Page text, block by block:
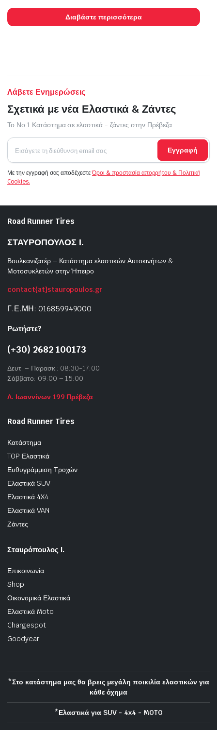
Διαβάστε περισσότερα
Λάβετε Ενημερώσεις
Σχετικά με νέα Ελαστικά & Ζάντες
Το Νο.1 Κατάστημα σε ελαστικά - ζάντες στην Πρέβεζα
Εγγραφή
Με την εγγραφή σας αποδέχεστεΌροι & προστασία απορρήτου & Πολιτική
Cookies.
Road Runner Tires
ΣΤΑΥΡΟΠΟΥΛΟΣ Ι.
Βουλκανιζατέρ – Κατάστημα ελαστικών Αυτοκινήτων &
Μοτοσυκλετών στην Ήπειρο
contact{at}stauropoulos.gr
Γ.Ε.ΜΗ: 016859949000
Ρωτήστε?
(+30) 2682 100173
Δευτ. – Παρασκ.: 08:30-17:00
Σάββατο: 09:00 – 15:00
Λ. Ιωαννίνων 199 Πρέβεζα
Road Runner Tires
Κατάστημα
TOP Ελαστικά
Ευθυγράμμιση Τροχών
Ελαστικά SUV
Ελαστικά 4X4
Ελαστικά VAN
Ζάντες
Σταυρόπουλος Ι.
Επικοινωνία
Shop
Οικονομικά Ελαστικά
Ελαστικά Moto
Chargespot
Goodyear
*Στο κατάστημα μας θα βρεις μεγάλη ποικιλία ελαστικών για
κάθε όχημα
*Ελαστικά για SUV - 4x4 - MOTO